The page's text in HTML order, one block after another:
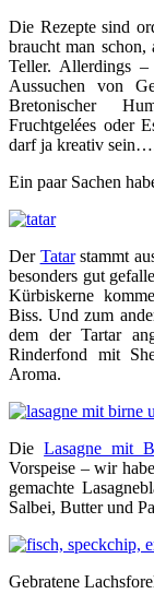
Die Rezepte sind
braucht man schon,
Teller. Allerdings
Aussuchen von
Bretonischer
Fruchtgelées oder
darf ja kreativ
Ein paar Sachen
Der Tatarstammt
besonders gut
Kürbiskerne
Biss. Und zum
dem der Tartar
Rinderfond mit
Aroma.
DieLasagne mit
Vorspeise – wir
gemachte
Salbei, Butter und
Gebratene